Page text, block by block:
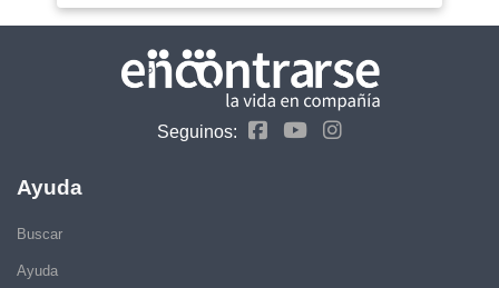
Seguinos:
Ayuda
Buscar
Ayuda